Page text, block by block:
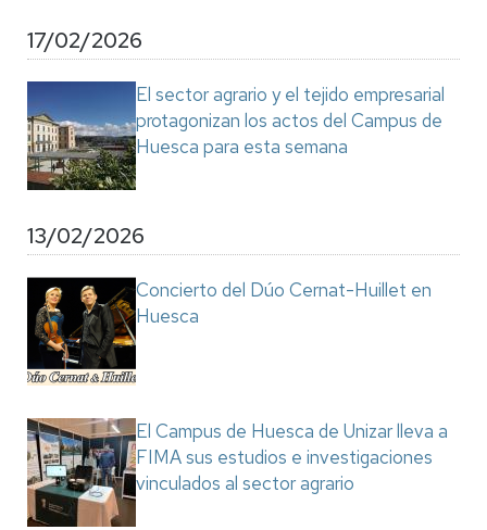
17/02/2026
El sector agrario y el tejido empresarial
protagonizan los actos del Campus de
Huesca para esta semana
13/02/2026
Concierto del Dúo Cernat-Huillet en
Huesca
El Campus de Huesca de Unizar lleva a
FIMA sus estudios e investigaciones
vinculados al sector agrario